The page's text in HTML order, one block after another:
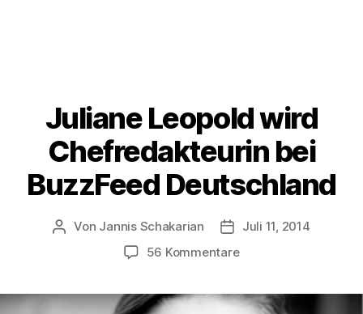
Juliane Leopold wird
Chefredakteurin bei
BuzzFeed Deutschland
Beitragsautor
Von Jannis Schakarian
Juli 11, 2014
56 Kommentarezu
wird